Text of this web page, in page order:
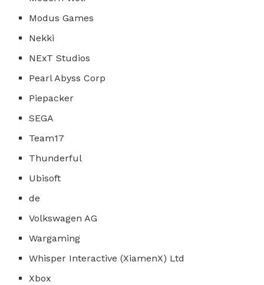
Modus Games
Nekki
NExT Studios
Pearl Abyss Corp
Piepacker
SEGA
Team17
Thunderful
Ubisoft
de
Volkswagen AG
Wargaming
Whisper Interactive (XiamenX) Ltd
Xbox